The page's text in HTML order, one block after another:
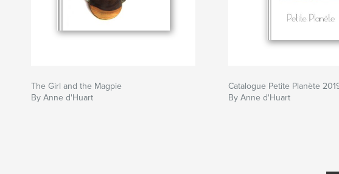
The Girl and the Magpie
By Anne d'Huart
Catalogue Petite Planète
By Anne d'Huart